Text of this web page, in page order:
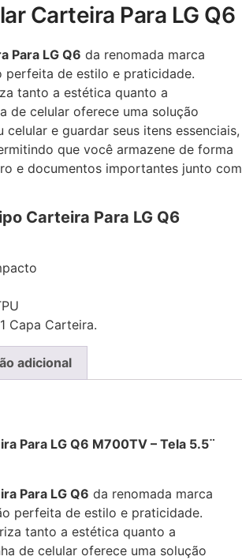
Carteira Para LG Q6
Para LG Q6 da renomada marca
perfeita de estilo e praticidade.
tanto a estética quanto a
de celular oferece uma solução
e guardar seus itens essenciais,
que você armazene de forma
e documentos importantes junto com
Carteira Para LG Q6
1 Capa Carteira.
adicional
Para LG Q6 M700TV – Tela 5.5¨
Para LG Q6 da renomada marca
perfeita de estilo e praticidade.
tanto a estética quanto a
de celular oferece uma solução